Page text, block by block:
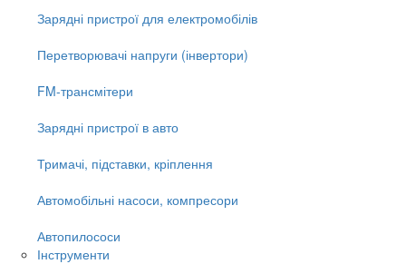
Зарядні пристрої для електромобілів
Перетворювачі напруги (інвертори)
FM-трансмітери
Зарядні пристрої в авто
Тримачі, підставки, кріплення
Автомобільні насоси, компресори
Автопилососи
Інструменти